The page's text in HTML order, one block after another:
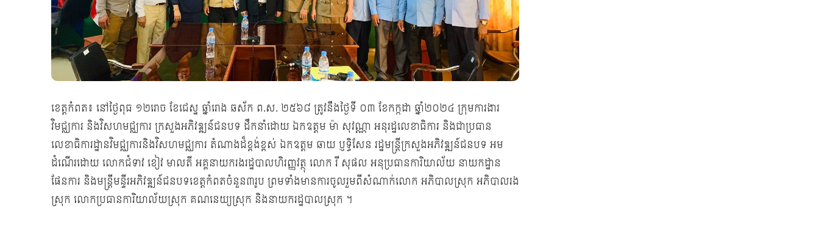
ខេត្តកំពត៖ នៅថ្ងៃពុធ ១២រោច ខែជេស្ឋ ឆ្នាំរោង ឆស័ក ព.ស. ២៥៦៨ ត្រូវនឹងថ្ងៃទី ០៣ ខែកក្កដា ឆ្នាំ២០២៤ ក្រុមការងារ
វិមជ្ឈការ និងវិសហមជ្ឈការ ក្រសួងអភិវឌ្ឍន៍ជនបទ ដឹកនាំដោយ ឯកឧត្តម ម៉ា សុវណ្ណា អនុរដ្ឋលេខាធិការ និងជាប្រធាន
លេខាធិការដ្ឋានវិមជ្ឈការនិងវិសហមជ្ឈការ តំណាងដ៏ខ្ពង់ខ្ពស់ ឯកឧត្តម ឆាយ ប្ញទ្ធិសែន រដ្ឋមន្រ្តីក្រសួងអភិវឌ្ឍន៍ជនបទ អម
ដំណើរដោយ លោកជំទាវ ខៀវ មាលតី អគ្គនាយករងរដ្ឋបាលហិរញ្ញវត្ថុ លោក រី សុផល អនុប្រធានការិយាល័យ នាយកដ្ឋាន
ផែនការ និងមន្រ្តីមន្ទីរអភិវឌ្ឍន៍ជនបទខេត្តកំពតចំនួន៣រូប ព្រមទាំងមានការចូលរួមពីសំណាក់លោក អភិបាលស្រុក អភិបាលរង
ស្រុក លោកប្រធានការិយាល័យស្រុក គណនេយ្យស្រុក និងនាយករដ្ឋបាលស្រុក ។